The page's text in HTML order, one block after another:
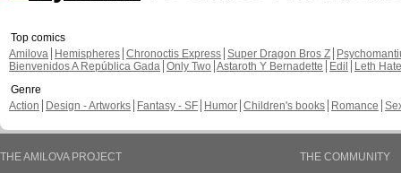
Top comics
Amilova
Hemispheres Chronoctis Express Super Dragon Bros Z
Bienvenidos A República Gada Only Two Astaroth Y Bernadette Edil
Leth Hate
Genre
Action
Design - Artworks Fantasy - SF Humor Children's books Romance
THE AMILOVA PROJECT
THE COMMUNITY